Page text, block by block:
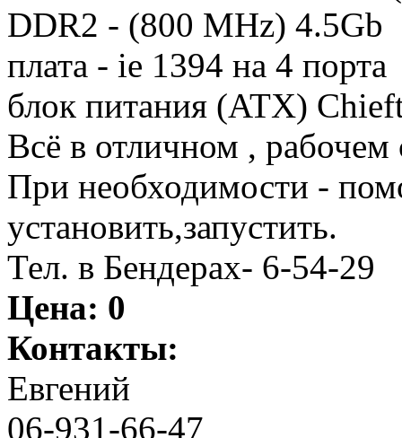
DDR2 - (800 MHz) 4.5Gb
плата - ie 1394 на 4 порта
блок питания (ATX)
Всё в отличном , рабочем
При необходимости -
установить,запустить.
Тел. в Бендерах- 6-54-29
Цена: 0
Контакты:
Евгений
06-931-66-47